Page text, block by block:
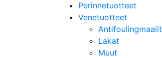
Perinnetuotteet
Venetuotteet
Antifoulingmaalit
Lakat
Muut